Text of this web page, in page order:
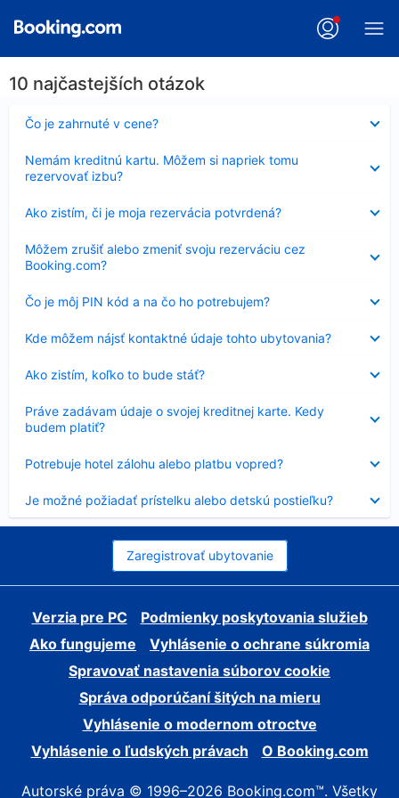
10 najčastejších otázok
Čo je zahrnuté v cene?
Nezobrazuje
sa
Nemám kreditnú kartu. Môžem si napriek tomu
rezervovať izbu?
sa
Ako zistím, či je moja rezervácia potvrdená?
sa
Môžem zrušiť alebo zmeniť svoju rezerváciu cez
Booking.com?
sa
Čo je môj PIN kód a na čo ho potrebujem?
Nezobrazuje
sa
Kde môžem nájsť kontaktné údaje tohto ubytovania?
sa
Ako zistím, koľko to bude stáť?
sa
Práve zadávam údaje o svojej kreditnej karte. Kedy
budem platiť?
sa
Potrebuje hotel zálohu alebo platbu vopred?
sa
Je možné požiadať prístelku alebo detskú postieľku?
sa
Zaregistrovať ubytovanie
Verzia pre PC
Podmienky poskytovania služieb
Ako fungujeme
Vyhlásenie o ochrane súkromia
Spravovať nastavenia súborov cookie
Správa odporúčaní šitých na mieru
Vyhlásenie o modernom otroctve
Vyhlásenie o ľudských právach
O Booking.com
Autorské práva © 1996–2026 Booking.com™. Všetky